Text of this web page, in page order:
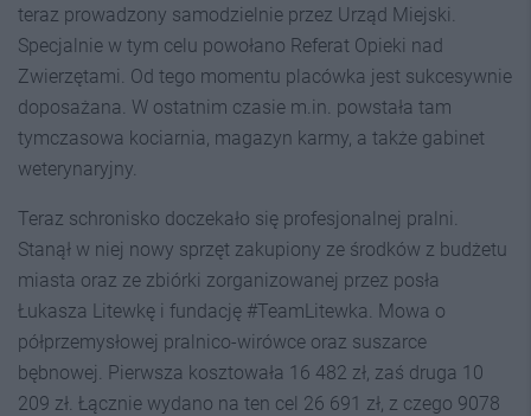
teraz prowadzony samodzielnie przez Urząd Miejski.
Specjalnie w tym celu powołano Referat Opieki nad
Zwierzętami. Od tego momentu placówka jest sukcesywnie
doposażana. W ostatnim czasie m.in. powstała tam
tymczasowa kociarnia, magazyn karmy, a także gabinet
weterynaryjny.
Teraz schronisko doczekało się profesjonalnej pralni.
Stanął w niej nowy sprzęt zakupiony ze środków z budżetu
miasta oraz ze zbiórki zorganizowanej przez posła
Łukasza Litewkę i fundację #TeamLitewka. Mowa o
półprzemysłowej pralnico-wirówce oraz suszarce
bębnowej. Pierwsza kosztowała 16 482 zł, zaś druga 10
209 zł. Łącznie wydano na ten cel 26 691 zł, z czego 9078